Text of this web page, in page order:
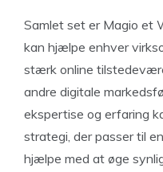
Samlet set er Magio et
kan hjælpe enhver
stærk online
andre digitale
ekspertise og erfaring
strategi, der passer til
hjælpe med at øge